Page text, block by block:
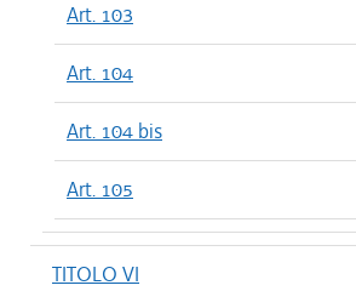
Art. 103
Art. 104
Art. 104 bis
Art. 105
TITOLO VI